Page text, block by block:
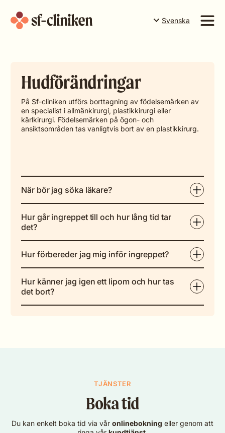
Svenska
Priser
Teamet
Företaget
Presentkort
Hudförändringar
På Sf-cliniken utförs borttagning av födelsemärken av
en specialist i allmänkirurgi, plastikkirurgi eller
kärlkirurgi. Födelsemärken på ögon- och
ansiktsområden tas vanligtvis bort av en plastikkirurg.
När bör jag söka läkare?
Hur går ingreppet till och hur lång tid tar
det?
Hur förbereder jag mig inför ingreppet?
Hur känner jag igen ett lipom och hur tas
det bort?
TJÄNSTER
Boka tid
Du kan enkelt boka tid via vår onlinebokning eller genom att